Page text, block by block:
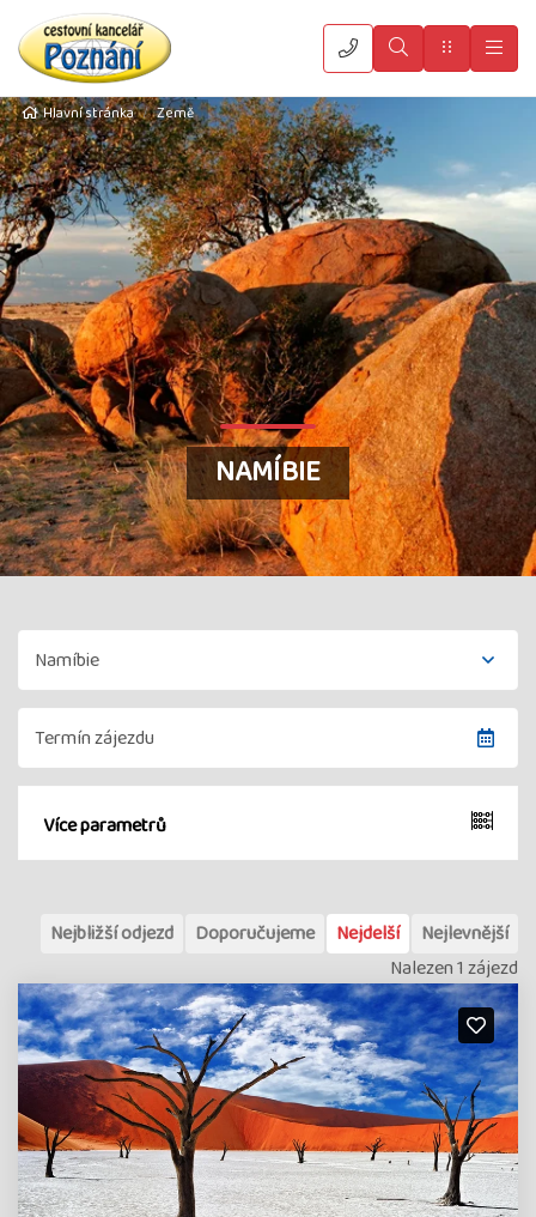
VyhledatMenu
Hlavní stránka Země
NAMÍBIE
Více parametrů
Nejbližší odjezd Doporučujeme Nejdelší
Nejlevnější
Nalezen 1 zájezd